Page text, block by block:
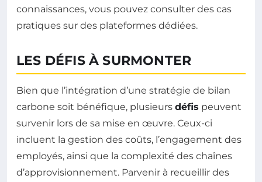
connaissances, vous pouvez consulter des cas
pratiques sur des plateformes dédiées.
LES DÉFIS À SURMONTER
Bien que l’intégration d’une stratégie de bilan
carbone soit bénéfique, plusieurs défis peuvent
survenir lors de sa mise en œuvre. Ceux-ci
incluent la gestion des coûts, l’engagement des
employés, ainsi que la complexité des chaînes
d’approvisionnement. Parvenir à recueillir des